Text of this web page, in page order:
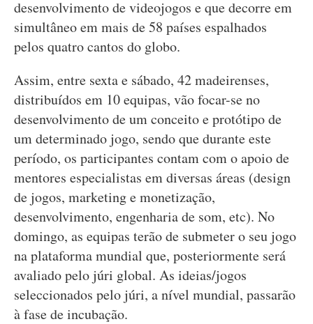
desenvolvimento de videojogos e que decorre em
simultâneo em mais de 58 países espalhados
pelos quatro cantos do globo.
Assim, entre sexta e sábado, 42 madeirenses,
distribuídos em 10 equipas, vão focar-se no
desenvolvimento de um conceito e protótipo de
um determinado jogo, sendo que durante este
período, os participantes contam com o apoio de
mentores especialistas em diversas áreas (design
de jogos, marketing e monetização,
desenvolvimento, engenharia de som, etc). No
domingo, as equipas terão de submeter o seu jogo
na plataforma mundial que, posteriormente será
avaliado pelo júri global. As ideias/jogos
seleccionados pelo júri, a nível mundial, passarão
à fase de incubação.